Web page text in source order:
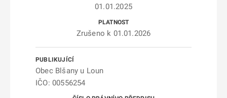
01.01.2025
Zrušeno k 01.01.2026
Obec Blšany u Loun
IČO: 00556254